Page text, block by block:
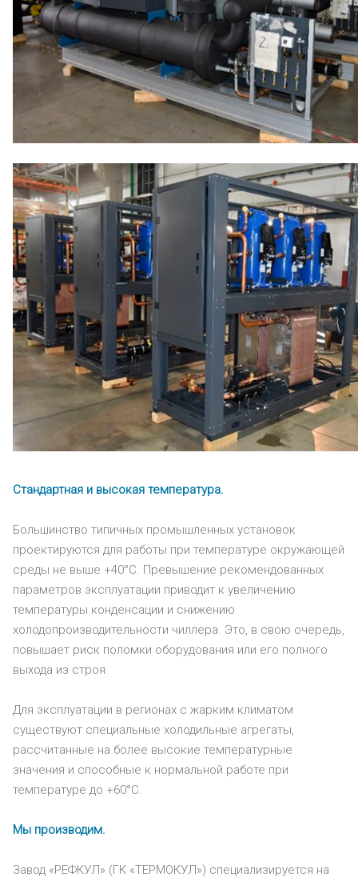
Стандартная и высокая температура.
Большинство типичных промышленных установок
проектируются для работы при температуре окружающей
среды не выше +40°C. Превышение рекомендованных
параметров эксплуатации приводит к увеличению
температуры конденсации и снижению
холодопроизводительности чиллера. Это, в свою очередь,
повышает риск поломки оборудования или его полного
выхода из строя.
Для эксплуатации в регионах с жарким климатом
существуют специальные холодильные агрегаты,
рассчитанные на более высокие температурные
значения и способные к нормальной работе при
температуре до +60°C.
Мы производим.
Завод «РЕФКУЛ» (ГК «ТЕРМОКУЛ») специализируется на